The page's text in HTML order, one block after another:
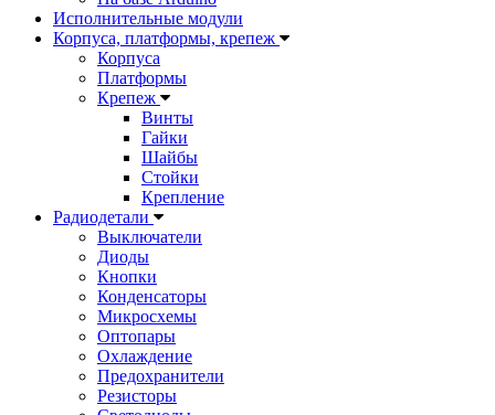
Исполнительные модули
Корпуса, платформы, крепеж
Корпуса
Платформы
Крепеж
Винты
Гайки
Шайбы
Стойки
Крепление
Радиодетали
Выключатели
Диоды
Кнопки
Конденсаторы
Микросхемы
Оптопары
Охлаждение
Предохранители
Резисторы